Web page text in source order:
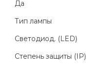
Да
Тип лампы
Светодиод. (LED)
Степень защиты (IP)